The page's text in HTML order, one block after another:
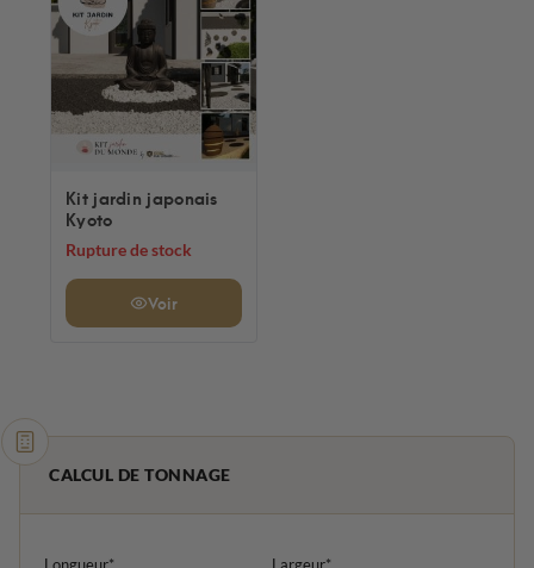
Kit jardin japonais
Kyoto
Rupture de stock
Voir
CALCUL DE TONNAGE